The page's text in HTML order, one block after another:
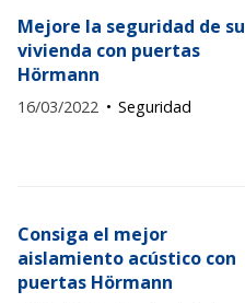
Mejore la seguridad de su
vivienda con puertas
Hörmann
16/03/2022 Seguridad
Consiga el mejor
aislamiento acústico con
puertas Hörmann